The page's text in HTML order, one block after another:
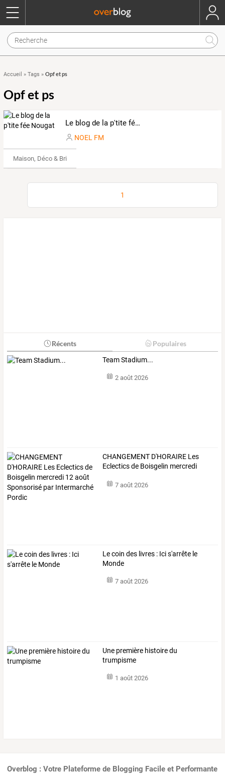
Accueil » Tags » Opf et ps
Opf et ps
Le blog de la p'tite fée Nougat
NOEL FM
Maison, Déco & Bricolage
1
Récents Populaires
Team Stadium...
2 août 2026
CHANGEMENT D'HORAIRE Les
Eclecticsde Boisgelin mercredi
7 août 2026
Le coin des livres : Ici s'arrête le
Monde
7 août 2026
Une première histoire du
trumpisme
1 août 2026
Overblog : Votre Plateforme de Blogging Facile et Performante